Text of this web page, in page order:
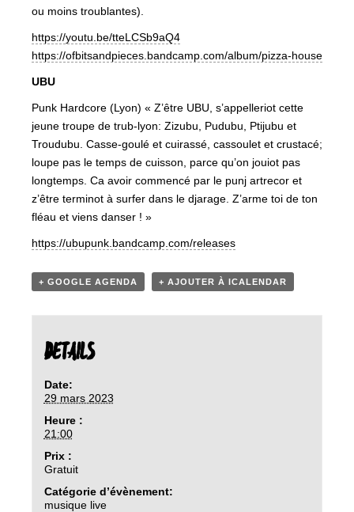
ou moins troublantes).
https://youtu.be/tteLCSb9aQ4
https://ofbitsandpieces.bandcamp.com/album/pizza-house
UBU
Punk Hardcore (Lyon) « Z’être UBU, s’appelleriot cette
jeune troupe de trub-lyon: Zizubu, Pudubu, Ptijubu et
Troudubu. Casse-goulé et cuirassé, cassoulet et crustacé;
loupe pas le temps de cuisson, parce qu’on jouiot pas
longtemps. Ca avoir commencé par le punj artrecor et
z’être terminot à surfer dans le djarage. Z’arme toi de ton
fléau et viens danser ! »
https://ubupunk.bandcamp.com/releases
+ GOOGLE AGENDA + AJOUTER À ICALENDAR
DETAILS
Date:
29 mars 2023
Heure :
21:00
Prix :
Gratuit
Catégorie d’évènement:
musique live